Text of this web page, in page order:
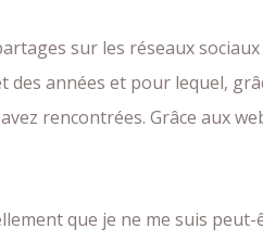
sur les réseaux
années et pour lequel,
rencontrées. Grâce aux
que je ne me suis